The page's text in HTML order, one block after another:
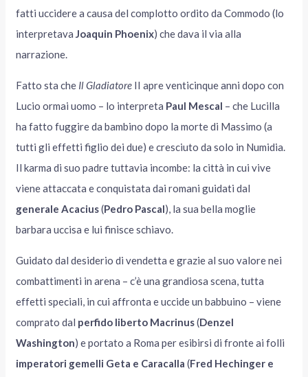
fatti uccidere a causa del complotto ordito da Commodo (lo
interpretavaJoaquin Phoenix) che dava il via alla
narrazione.
Fatto sta che Il Gladiatore II apre venticinque anni dopo con
Lucio ormai uomo – lo interpreta Paul Mescal – che Lucilla
ha fatto fuggire da bambino dopo la morte di Massimo (a
tutti gli effetti figlio dei due) e cresciuto da solo in Numidia.
Il karma di suo padre tuttavia incombe: la città in cui vive
viene attaccata e conquistata dai romani guidati dal
generale Acacius(Pedro Pascal), la sua bella moglie
barbara uccisa e lui finisce schiavo.
Guidato dal desiderio di vendetta e grazie al suo valore nei
combattimenti in arena – c’è una grandiosa scena, tutta
effetti speciali, in cui affronta e uccide un babbuino – viene
comprato dal perfido liberto Macrinus(Denzel
Washington) e portato a Roma per esibirsi di fronte ai folli
imperatori gemelli Geta e Caracalla (Fred Hechinger e